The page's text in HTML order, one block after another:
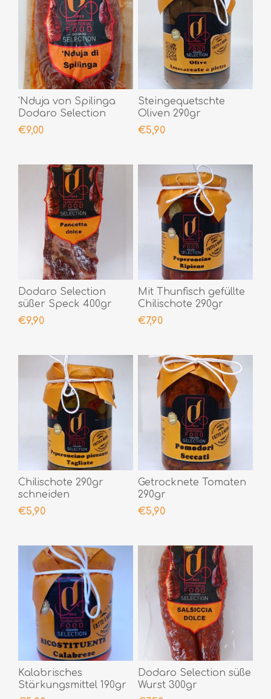
'Nduja von Spilinga
Dodaro Selection
400gr
€9,00
Steingequetschte
Oliven 290gr
€5,90
Dodaro Selection
süßer Speck 400gr
€9,90
Mit Thunfisch gefüllte
Chilischote 290gr
€7,90
Chilischote 290gr
schneiden
€5,90
Getrocknete Tomaten
290gr
€5,90
Kalabrisches
Stärkungsmittel 190gr
Dodaro Selection süße
Wurst 300gr